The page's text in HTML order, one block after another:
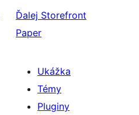
Ďalej Storefront
Paper
Ukážka
Témy
Pluginy